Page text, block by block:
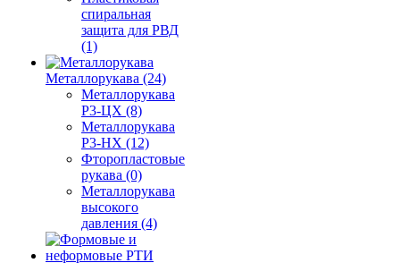
спиральная
защита для РВД
(1)
Металлорукава (24)
Металлорукава
Р3-ЦХ (8)
Металлорукава
Р3-НХ (12)
Фторопластовые
рукава (0)
Металлорукава
высокого
давления (4)